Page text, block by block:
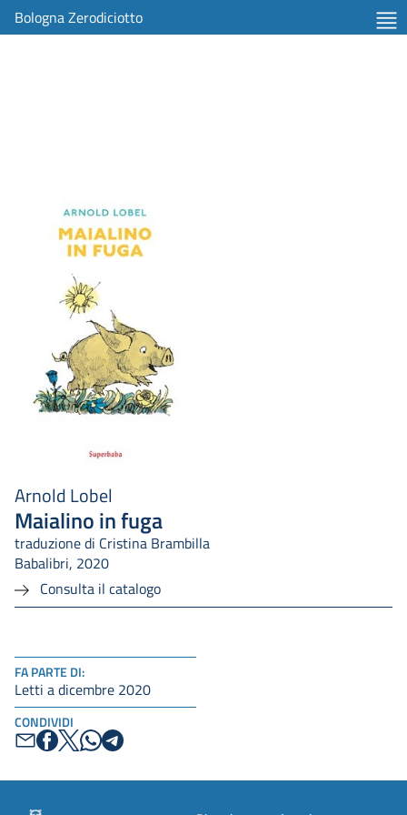
Bologna Zerodiciotto
Arnold Lobel
Maialino in fuga
traduzione di Cristina Brambilla
Babalibri, 2020
Consulta il catalogo
FA PARTE DI:
Letti a dicembre 2020
CONDIVIDI